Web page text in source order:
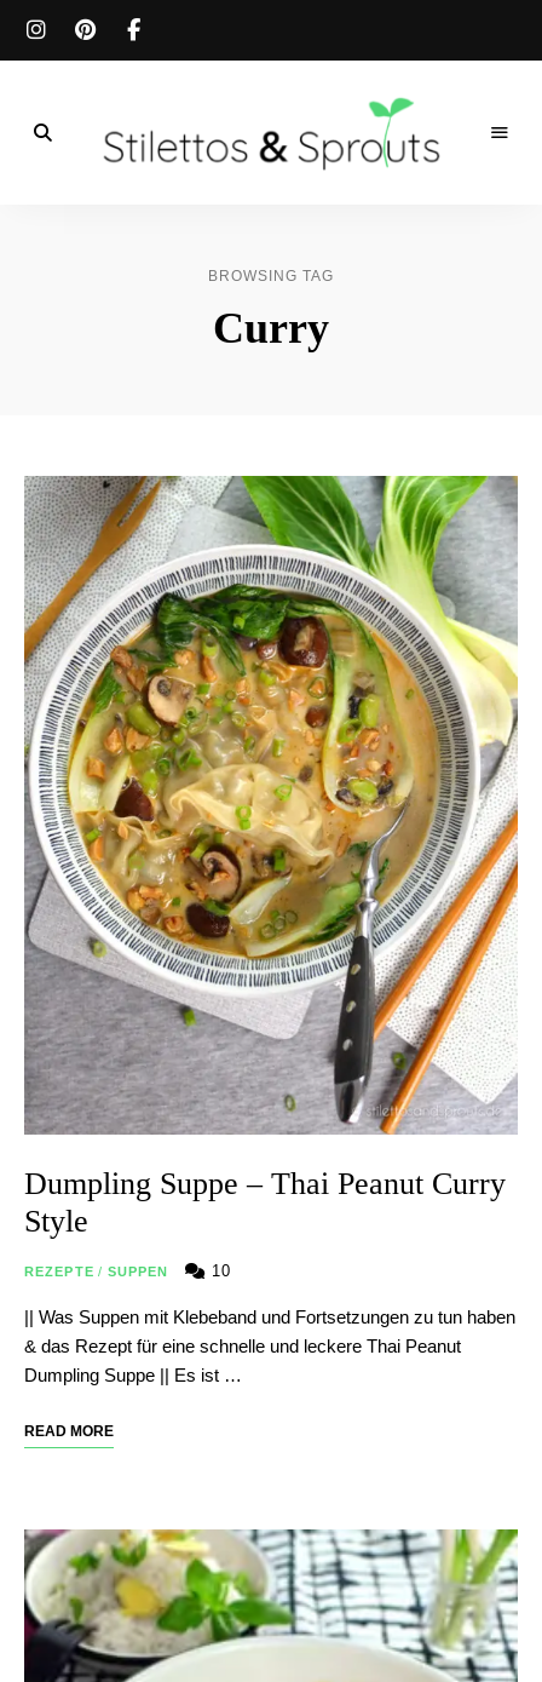
BROWSING TAG
Curry
Dumpling Suppe – Thai Peanut Curry
Style
REZEPTE / SUPPEN 10
|| Was Suppen mit Klebeband und Fortsetzungen zu tun haben
& das Rezept für eine schnelle und leckere Thai Peanut
Dumpling Suppe || Es ist …
READ MORE